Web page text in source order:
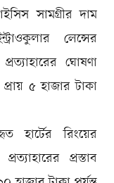
সামগ্রীর দাম
লেন্সের
ঘোষণা
৫ হাজার টাকা
হার্টের রিংয়ের
প্রস্তাব